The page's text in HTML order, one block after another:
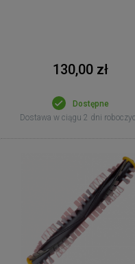
130,00 zł
Dostępne
Dostawa w ciągu 2 dni